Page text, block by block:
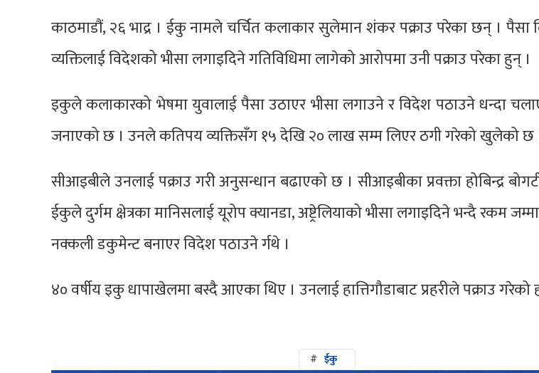
काठमाडौं, २६ भाद्र । ईकु नामले चर्चित कलाकार सुलेमान शंकर पक्राउ परेका छन् । पैसा
व्यक्तिलाई विदेशको भीसा लगाइदिने गतिविधिमा लागेको आरोपमा उनी पक्राउ परेका हुन् ।
इकुले कलाकारको भेषमा युवालाई पैसा उठाएर भीसा लगाउने र विदेश पठाउने धन्दा
जनाएको छ । उनले कतिपय व्यक्तिसँग १५ देखि २० लाख सम्म लिएर ठगी गरेको खुलेको छ
सीआइबीले उनलाई पक्राउ गरी अनुसन्धान बढाएको छ । सीआइबीका प्रवक्ता होबिन्द्र
ईकुले दुर्गम क्षेत्रका मानिसलाई यूरोप क्यानडा, अष्ट्रेलियाको भीसा लगाइदिने भन्दै रकम
नक्कली डकुमेन्ट बनाएर विदेश पठाउने र्गथे ।
४० वर्षीय इकु धापाखेलमा बस्दै आएका थिए । उनलाई हात्तिगौडाबाट प्रहरीले पक्राउ गरेको
# ईकु